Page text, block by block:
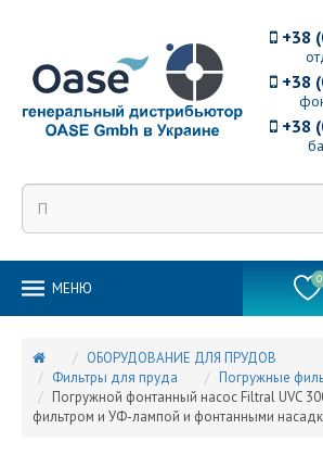
+38
+38
+38
MEНЮ
0
ОБОРУДОВАНИЕ ДЛЯ ПРУДОВ
Фильтры для пруда
Погружные
Погружной фонтанный насос Filtral UVC
фильтром и УФ-лампой и фонтанными